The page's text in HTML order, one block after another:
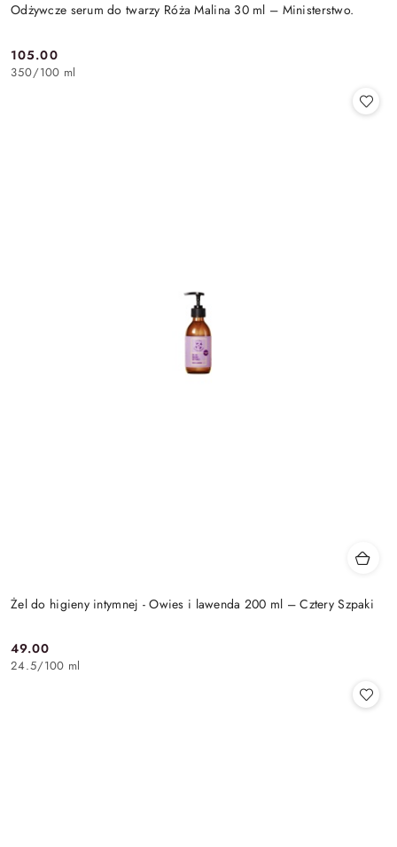
Odżywcze serum do twarzy Róża Malina 30 ml – Ministerstwo.
Cena:
105.00
350/100 ml
Żel do higieny intymnej - Owies i lawenda 200 ml – Cztery Szpaki
Cena:
49.00
24.5/100 ml